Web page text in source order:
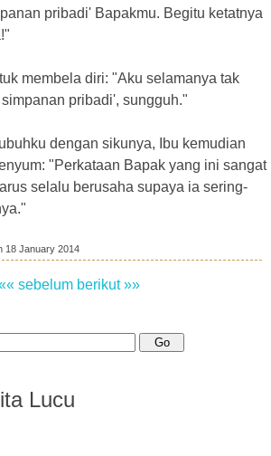
pribadi' Bapakmu. Begitu ketatnya
membela diri: "Aku selamanya tak
pribadi', sungguh."
dengan sikunya, Ibu kemudian
"Perkataan Bapak yang ini sangat
selalu berusaha supaya ia sering-
18 January 2014
sebelum berikut »»
Lucu